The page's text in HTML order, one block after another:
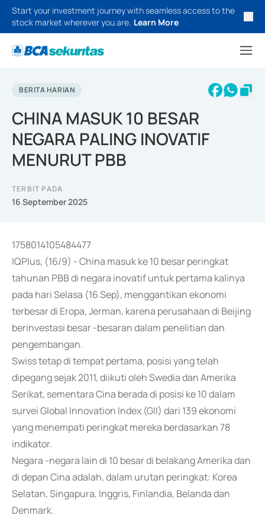
Start your investment journey with seamless access to the
stock market wherever you are. Learn More
BERITA HARIAN
CHINA MASUK 10 BESAR
NEGARA PALING INOVATIF
MENURUT PBB
TERBIT PADA
16 September 2025
1758014105484477
IQPlus, (16/9) - China masuk ke 10 besar peringkat
tahunan PBB di negara inovatif untuk pertama kalinya
pada hari Selasa (16 Sep), menggantikan ekonomi
terbesar di Eropa, Jerman, karena perusahaan di Beijing
berinvestasi besar -besaran dalam penelitian dan
pengembangan.
Swiss tetap di tempat pertama, posisi yang telah
dipegang sejak 2011, diikuti oleh Swedia dan Amerika
Serikat, sementara Cina berada di posisi ke 10 dalam
survei Global Innovation Index (GII) dari 139 ekonomi
yang menempati peringkat mereka berdasarkan 78
indikator.
Negara -negara lain di 10 besar di belakang Amerika dan
di depan Cina adalah, dalam urutan peringkat: Korea
Selatan, Singapura, Inggris, Finlandia, Belanda dan
Denmark.